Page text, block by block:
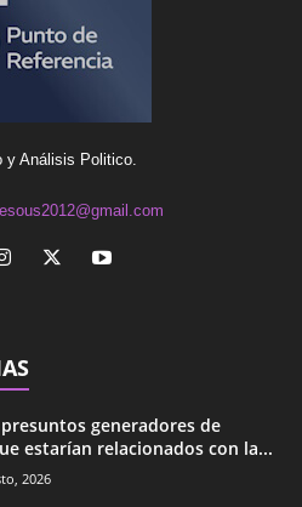
y Análisis Politico.
generadores de
estarían relacionados con la...
2026